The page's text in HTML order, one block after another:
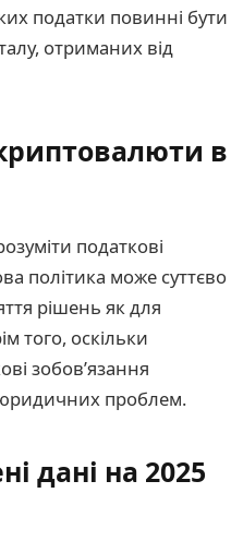
податки повинні бути
отриманих від
в
податкові
політика може суттєво
рішень як для
того, оскільки
зобов’язання
проблем.
дані на 2025